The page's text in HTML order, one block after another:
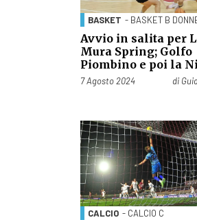
BASKET - BASKET B
Avvio in salita per
Mura Spring; Golfo
Piombino e poi la
Pubblicato il
7 Agosto 2024 di
CALCIO - CALCIO C